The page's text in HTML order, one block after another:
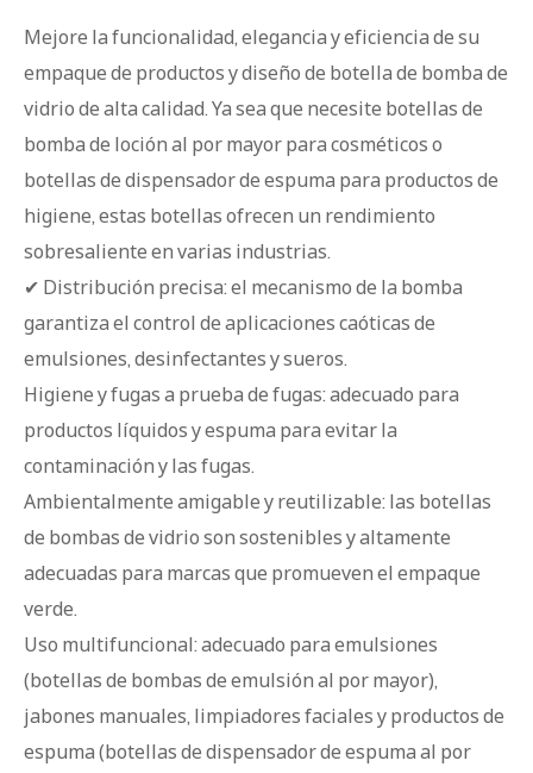
Mejore la funcionalidad, elegancia y eficiencia de su
empaque de productos y diseño de botella de bomba de
vidrio de alta calidad. Ya sea que necesite botellas de
bomba de loción al por mayor para cosméticos o
botellas de dispensador de espuma para productos de
higiene, estas botellas ofrecen un rendimiento
sobresaliente en varias industrias.
✔ Distribución precisa: el mecanismo de la bomba
garantiza el control de aplicaciones caóticas de
emulsiones, desinfectantes y sueros.
Higiene y fugas a prueba de fugas: adecuado para
productos líquidos y espuma para evitar la
contaminación y las fugas.
Ambientalmente amigable y reutilizable: las botellas
de bombas de vidrio son sostenibles y altamente
adecuadas para marcas que promueven el empaque
verde.
Uso multifuncional: adecuado para emulsiones
(botellas de bombas de emulsión al por mayor),
jabones manuales, limpiadores faciales y productos de
espuma (botellas de dispensador de espuma al por